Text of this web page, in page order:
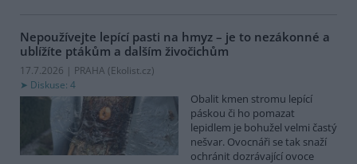
Nepoužívejte lepící pasti na hmyz – je to nezákonné a
ublížíte ptákům a dalším živočichům
17.7.2026 | PRAHA (Ekolist.cz)
Diskuse: 4
Obalit kmen stromu lepící
páskou či ho pomazat
lepidlem je bohužel velmi častý
nešvar. Ovocnáři se tak snaží
ochránit dozrávající ovoce